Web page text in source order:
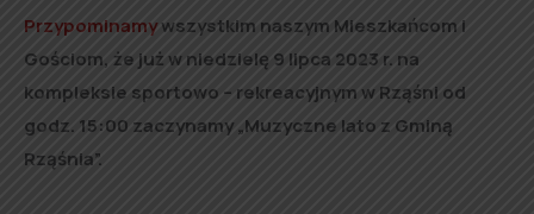
Przypominamywszystkim naszym Mieszkańcom i
Gościom, że już w niedzielę 9 lipca 2023 r. na
kompleksie sportowo – rekreacyjnym w Rząśni od
godz. 15:00 zaczynamy „Muzyczne lato z Gminą
Rząśnia”.